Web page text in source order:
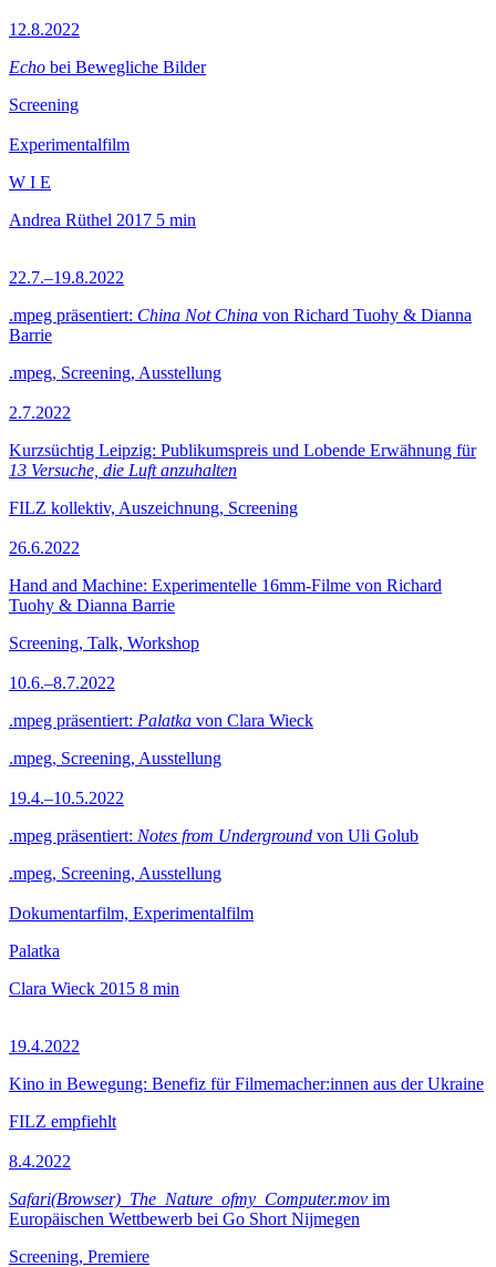
12.8.2022
Echo bei Bewegliche Bilder
Screening
Experimentalfilm
W I E
Andrea Rüthel 2017 5 min
22.7.–19.8.2022
.mpeg präsentiert: China Not China von Richard Tuohy & Dianna
Barrie
.mpeg, Screening, Ausstellung
2.7.2022
Kurzsüchtig Leipzig: Publikumspreis und Lobende Erwähnung für
13 Versuche, die Luft anzuhalten
FILZ kollektiv, Auszeichnung, Screening
26.6.2022
Hand and Machine: Experimentelle 16mm-Filme von Richard
Tuohy & Dianna Barrie
Screening, Talk, Workshop
10.6.–8.7.2022
.mpeg präsentiert: Palatka von Clara Wieck
.mpeg, Screening, Ausstellung
19.4.–10.5.2022
.mpeg präsentiert: Notes from Underground von Uli Golub
.mpeg, Screening, Ausstellung
Dokumentarfilm, Experimentalfilm
Palatka
Clara Wieck 2015 8 min
19.4.2022
Kino in Bewegung: Benefiz für Filmemacher:innen aus der Ukraine
FILZ empfiehlt
8.4.2022
Safari(Browser)_The_Nature_ofmy_Computer.mov im
Europäischen Wettbewerb bei Go Short Nijmegen
Screening, Premiere